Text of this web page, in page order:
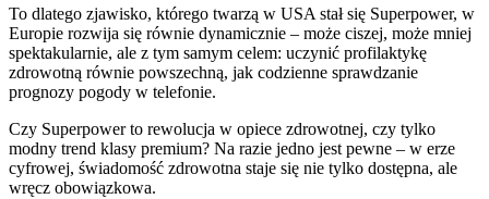
To dlatego zjawisko, którego twarzą w USA stał się Superpower, w
Europie rozwija się równie dynamicznie – może ciszej, może mniej
spektakularnie, ale z tym samym celem: uczynić profilaktykę
zdrowotną równie powszechną, jak codzienne sprawdzanie
prognozy pogody w telefonie.
Czy Superpower to rewolucja w opiece zdrowotnej, czy tylko
modny trend klasy premium? Na razie jedno jest pewne – w erze
cyfrowej, świadomość zdrowotna staje się nie tylko dostępna, ale
wręcz obowiązkowa.